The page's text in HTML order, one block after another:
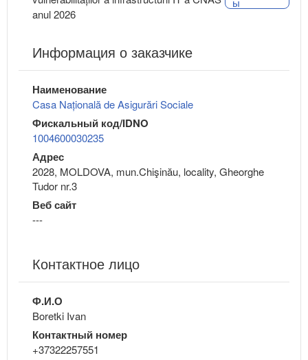
anul 2026
Информация о заказчике
Наименование
Casa Națională de Asigurări Sociale
Фискальный код/IDNO
1004600030235
Адрес
2028, MOLDOVA, mun.Chişinău, locality, Gheorghe
Tudor nr.3
Веб сайт
---
Контактное лицо
Ф.И.О
Boretki Ivan
Контактный номер
+37322257551